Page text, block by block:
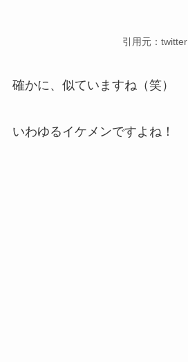
引用元：twitter
確かに、似ていますね（笑）
いわゆるイケメンですよね！